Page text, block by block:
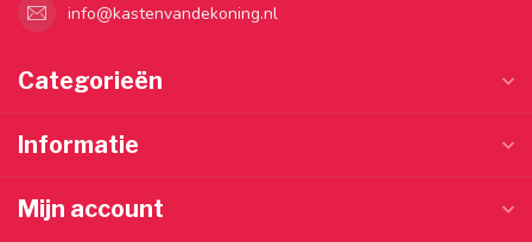
info@kastenvandekoning.nl
Categorieën
Informatie
Mijn account